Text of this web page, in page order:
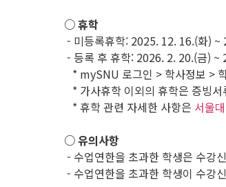
○ 휴학
- 미등록휴학: 2025. 12. 16.(화) ~
- 등록 후 휴학: 2026. 2. 20.(금) ~
* mySNU 로그인 > 학사정보 >
* 가사휴학 이외의 휴학은 증빙
* 휴학 관련 자세한 사항은 서울
○ 유의사항
- 수업연한을 초과한 학생은 수강
- 수업연한을 초과한 학생이 수강